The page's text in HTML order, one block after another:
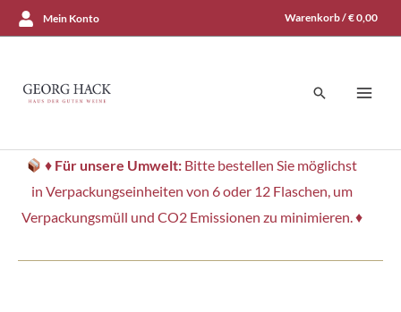
Zum
Inhalt
Mein Konto Warenkorb /€0,00
Suchen
♦ Für unsere Umwelt: Bitte bestellen Sie möglichst
in Verpackungseinheiten von 6 oder 12 Flaschen, um
Verpackungsmüll und CO2 Emissionen zu minimieren. ♦